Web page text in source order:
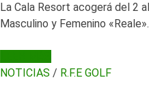
La Cala Resort acogerá del 2
Masculino y Femenino
NOTICIAS / R.F.E GOLF